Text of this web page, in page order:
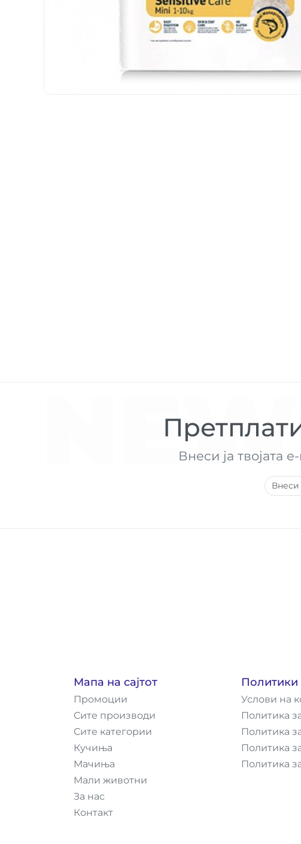
Внеси ја твојата
Мапа на сајтот
Промоции
Сите производи
Сите категории
Кучиња
Мачиња
Мали животни
За нас
Контакт
Политики
Услови на
Политика
Политика
Политика
Политика